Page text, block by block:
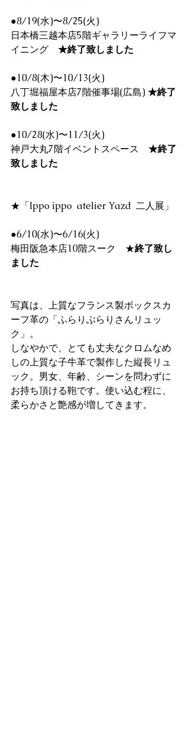
●8/19(水)〜8/25(火)
日本橋三越本店5階ギャラリーライフマ
イニング ★終了致しました
●10/8(木)〜10/13(火)
八丁堀福屋本店7階催事場(広島) ★終了
致しました
●10/28(水)〜11/3(火)
神戸大丸7階イベントスペース ★終了
致しました
★「Ippo ippo  atelier Yazd  二人展」
●6/10(水)〜6/16(火)
梅田阪急本店10階スーク　★終了致し
ました
写真は、上質なフランス製ボックスカ
ーフ革の「ふらりぶらりさんリュッ
ク」。
しなやかで、とても丈夫なクロムなめ
しの上質な子牛革で製作した縦長リュ
ック。男女、年齢、シーンを問わずに
お持ち頂ける鞄です。使い込む程に、
柔らかさと艶感が増してきます。